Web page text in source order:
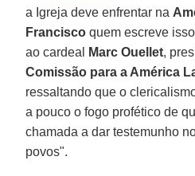
a Igreja deve enfrentar na
Francisco quem escreve
ao cardeal
Marc Ouellet,
Comissão para a América
ressaltando que o
a pouco o fogo profético de
chamada a dar testemunho
povos".